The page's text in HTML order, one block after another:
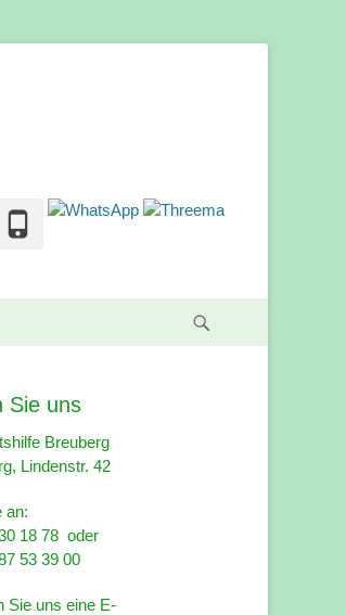
Phone
Sie uns
Breuberg
Lindenstr. 42
an:
18 78 oder
53 39 00
Sie uns eine E-